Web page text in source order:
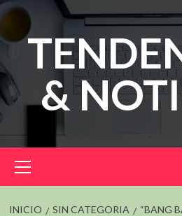
Saltar
contenido
&
principal
INICIO SIN CATEGORIA “BANG